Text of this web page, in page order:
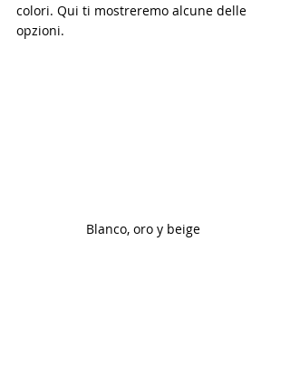
colori. Qui ti mostreremo alcune delle
opzioni.
Blanco, oro y beige